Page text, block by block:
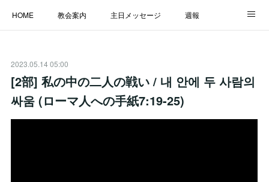
HOME 教会案内 主日メッセージ 週報
LINK
2023.05.14 05:00
[2部] 私の中の二人の戦い / 내 안에 두 사람의
싸움 (ローマ人への手紙7:19-25)